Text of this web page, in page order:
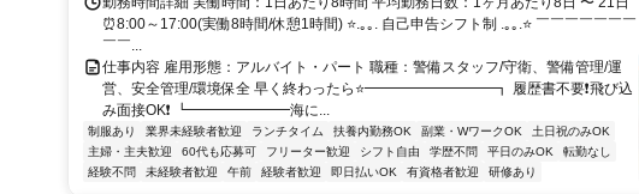
⏰8:00～17:00(実働8時間/休憩1時間) ⭐.｡｡. 自己申告シフト制 .｡｡.⭐ ￣￣￣￣￣￣￣
￣￣...
仕事内容 雇用形態：アルバイト・パート 職種：警備スタッフ/守衛、警備管理/運
営、安全管理/環境保全 早く終わったら⭐━━━━━━━━━┓ 履歴書不要❗飛び込
み面接OK❗ ┗━━━━━━━海に...
制服あり 業界未経験者歓迎 ランチタイム 扶養内勤務OK 副業・WワークOK
土日祝のみOK
主婦・主夫歓迎
60代も応募可 フリーター歓迎 シフト自由 学歴不問 平日のみOK
転勤なし
経験不問
未経験者歓迎 午前 経験者歓迎 即日払いOK 有資格者歓迎 研修あり